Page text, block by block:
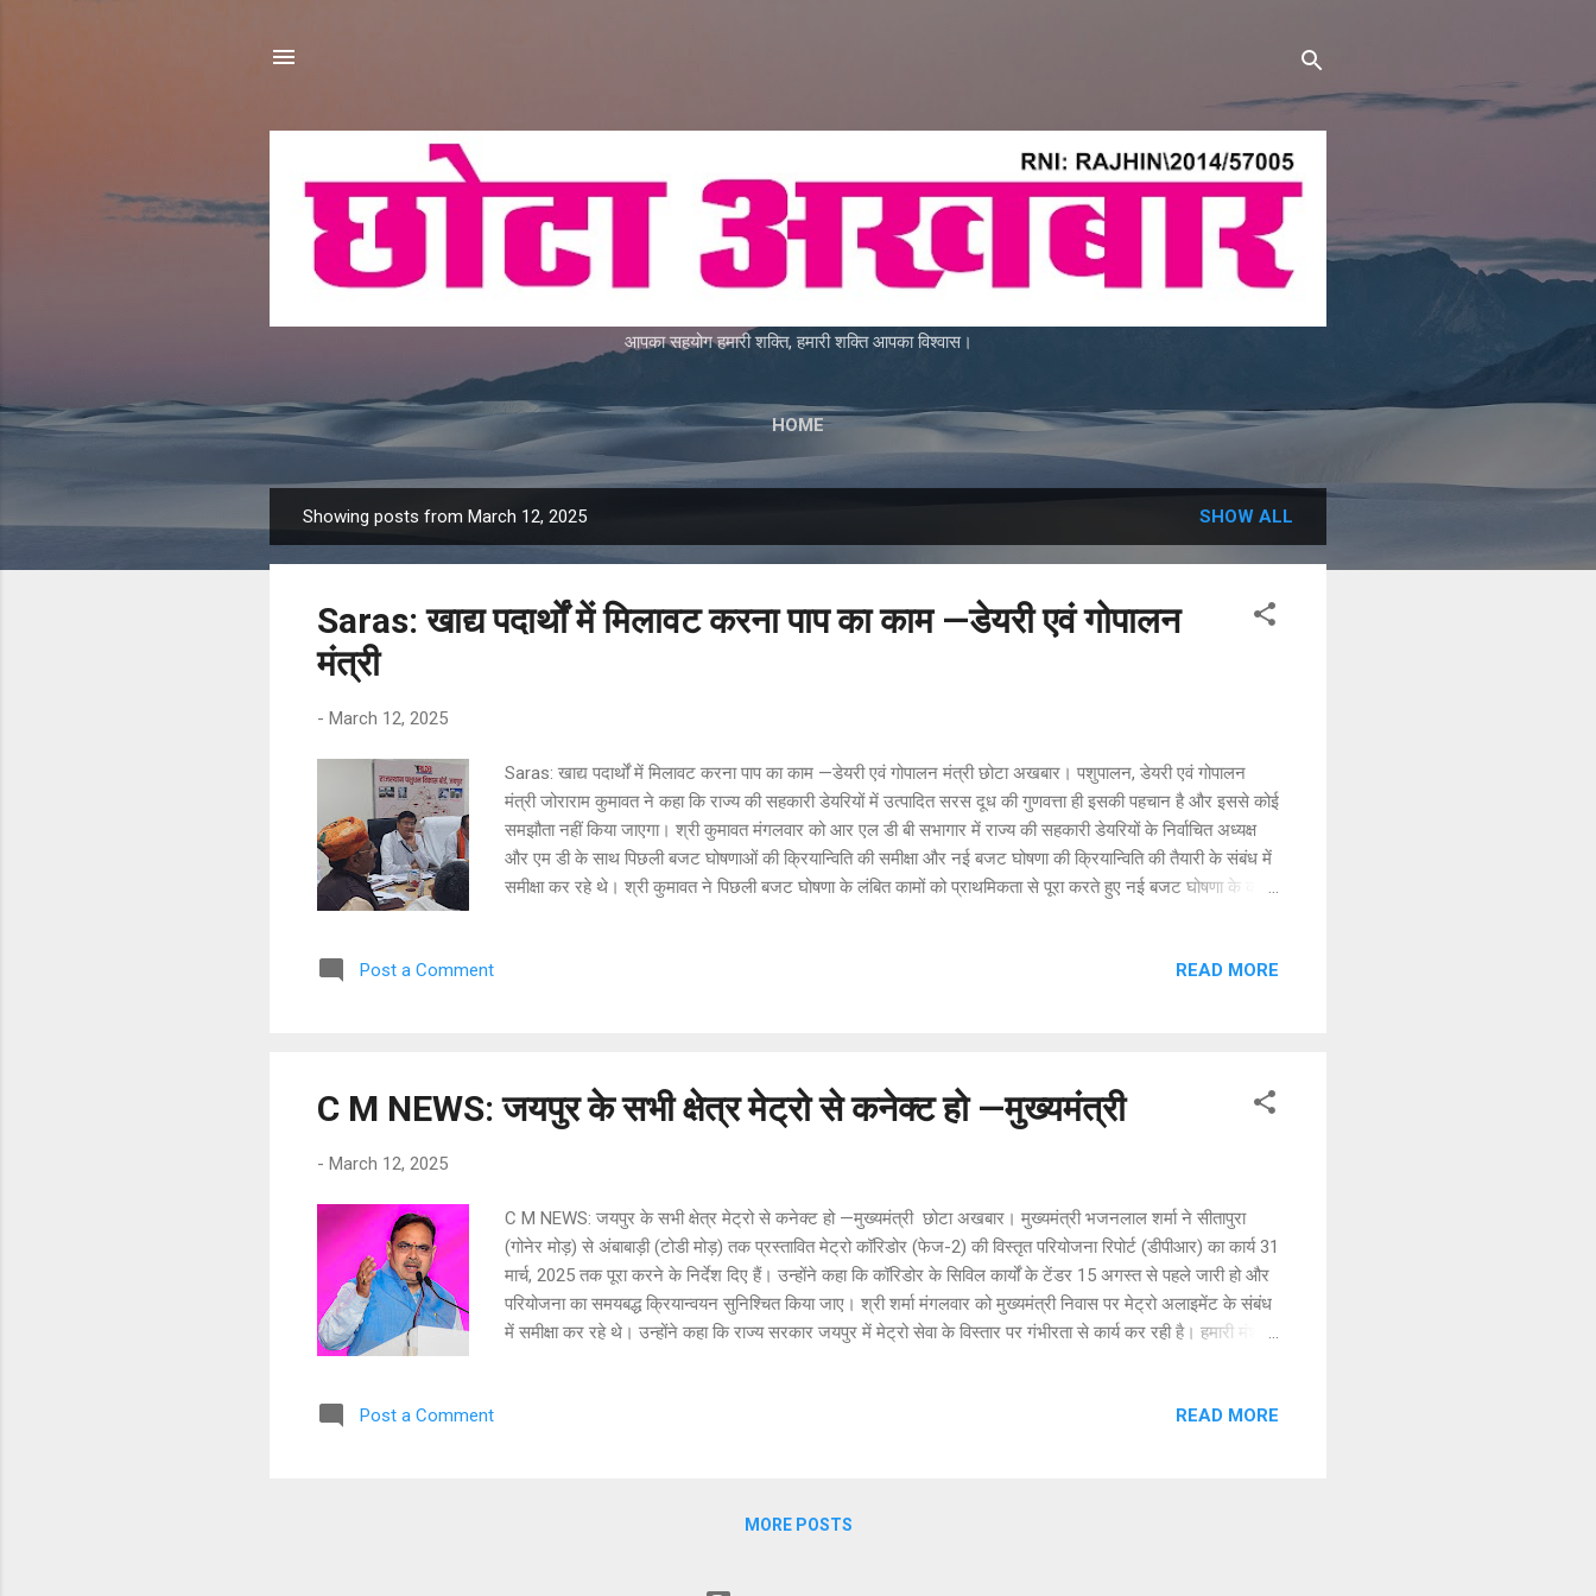
आपका सहयोग हमारी शक्ति, हमारी शक्ति आपका विश्वास।
HOME
o
Showing posts from March 12, 2025 SHOW ALL
Saras: खाद्य पदार्थों में मिलावट करना पाप का काम —डेयरी एवं गोपालन
मंत्री
- March 12, 2025
Saras: खाद्य पदार्थों में मिलावट करना पाप का काम —डेयरी एवं गोपालन मंत्री छोटा अखबार। पशुपालन, डेयरी एवं गोपालन
मंत्री जोराराम कुमावत ने कहा कि राज्य की सहकारी डेयरियों में उत्पादित सरस दूध की गुणवत्ता ही इसकी पहचान है और इससे कोई
समझौता नहीं किया जाएगा। श्री कुमावत मंगलवार को आर एल डी बी सभागार में राज्य की सहकारी डेयरियों के निर्वाचित अध्यक्ष
और एम डी के साथ पिछली बजट घोषणाओं की क्रियान्विति की समीक्षा और नई बजट घोषणा की क्रियान्विति की तैयारी के संबंध में
समीक्षा कर रहे थे। श्री कुमावत ने पिछली बजट घोषणा के लंबित कामों को प्राथमिकता से पूरा करते हुए नई बजट घोषणा के कार्यों
डेयरियों से जुड़े दुग्ध उत्पादकों का सामाजिक और आर्थिक उत्थान राज्य सरकार की प्राथमिकता है। उन्होंने कहा कि खाद्य पदार्थों
Post a Comment READ MORE
C M NEWS: जयपुर के सभी क्षेत्र मेट्रो से कनेक्ट हो —मुख्यमंत्री
- March 12, 2025
C M NEWS: जयपुर के सभी क्षेत्र मेट्रो से कनेक्ट हो —मुख्यमंत्री छोटा अखबार। मुख्यमंत्री भजनलाल शर्मा ने सीतापुरा
(गोनेर मोड़) से अंबाबाड़ी (टोडी मोड़) तक प्रस्तावित मेट्रो कॉरिडोर (फेज-2) की विस्तृत परियोजना रिपोर्ट (डीपीआर) का कार्य 31
मार्च, 2025 तक पूरा करने के निर्देश दिए हैं। उन्होंने कहा कि कॉरिडोर के सिविल कार्यों के टेंडर 15 अगस्त से पहले जारी हो और
परियोजना का समयबद्ध क्रियान्वयन सुनिश्चित किया जाए। श्री शर्मा मंगलवार को मुख्यमंत्री निवास पर मेट्रो अलाइमेंट के संबंध
में समीक्षा कर रहे थे। उन्होंने कहा कि राज्य सरकार जयपुर में मेट्रो सेवा के विस्तार पर गंभीरता से कार्य कर रही है। हमारी मंशा है
विद्याधर नगर, सीतापुरा जैसे क्षेत्र मेट्रो सेवा से जुड़ेंगे और बड़ी संख्या में आमजन को मेट्रो की सुगम और दु्रतगामी परिवहन
Post a Comment READ MORE
MORE POSTS